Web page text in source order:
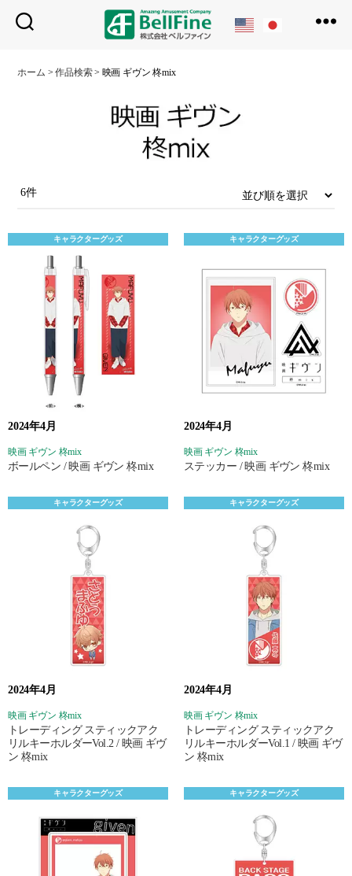
フ
ン
ホーム >作品検索> 映画 ギヴン 柊mix
6件
キャラクターグッズ
2024年4月
映画 ギヴン 柊mix
ボールペン / 映画 ギヴン 柊mix
キャラクターグッズ
2024年4月
映画 ギヴン 柊mix
ステッカー / 映画 ギヴン 柊mix
キャラクターグッズ
2024年4月
映画 ギヴン 柊mix
トレーディング スティックアク
リルキーホルダーVol.2 / 映画 ギヴ
ン 柊mix
キャラクターグッズ
2024年4月
映画 ギヴン 柊mix
トレーディング スティックアク
リルキーホルダーVol.1 / 映画 ギヴ
ン 柊mix
キャラクターグッズ キャラクターグッズ